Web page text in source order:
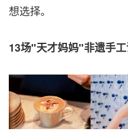
想选择。
13场"天才妈妈"非遗手